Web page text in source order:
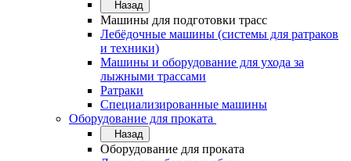
Назад
Машины для подготовки трасс
Лебёдочные машины (системы для ратраков
и техники)
Машины и оборудование для ухода за
лыжными трассами
Ратраки
Специализированные машины
Оборудование для проката
Назад
Оборудование для проката